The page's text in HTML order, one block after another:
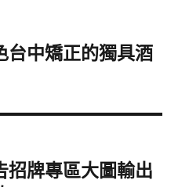
台中矯正的獨具酒
招牌專區大圖輸出